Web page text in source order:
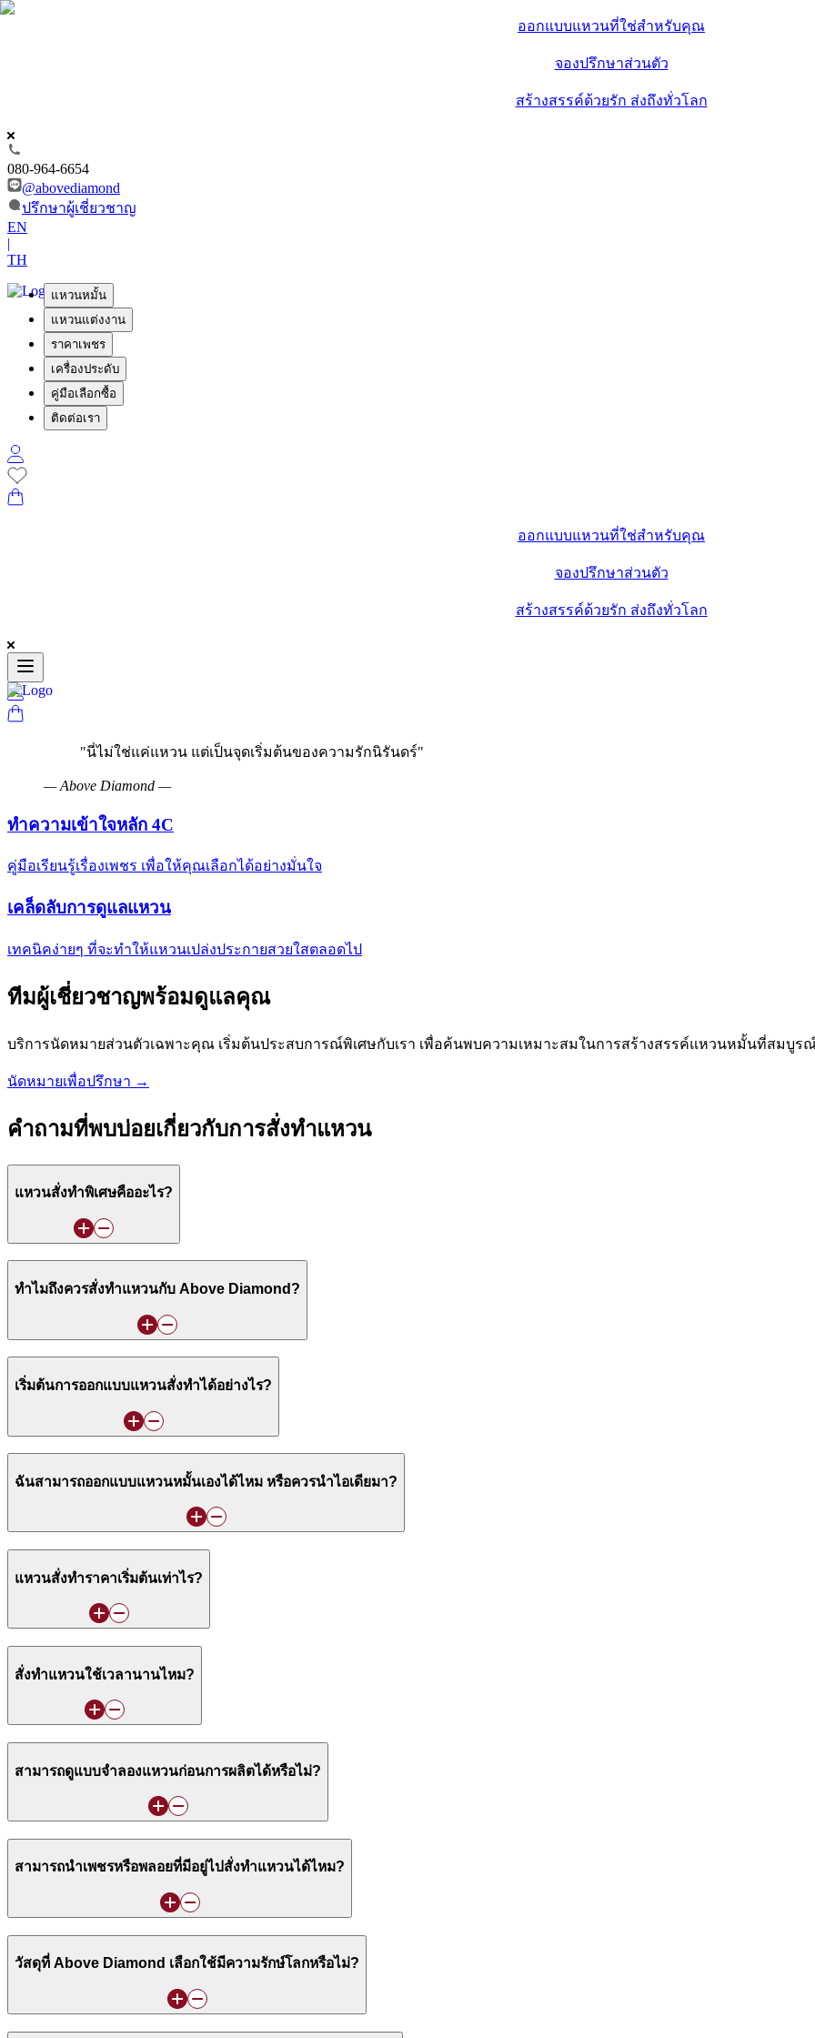
ออกแบบแหวนที่ใช่สำหรับคุณ
จองปรึกษาส่วนตัว
สร้างสรรค์ด้วยรัก ส่งถึงทั่วโลก
080-964-6654
@abovediamond
ปรึกษาผู้เชี่ยวชาญ
EN
|
TH
แหวนหมั้น
แหวนแต่งงาน
ราคาเพชร
เครื่องประดับ
คู่มือเลือกซื้อ
ติดต่อเรา
ออกแบบแหวนที่ใช่สำหรับคุณ
จองปรึกษาส่วนตัว
สร้างสรรค์ด้วยรัก ส่งถึงทั่วโลก
"นี่ไม่ใช่แค่แหวน แต่เป็นจุดเริ่มต้นของความรักนิรันดร์"
—Above Diamond —
ทำความเข้าใจหลัก 4C
คู่มือเรียนรู้เรื่องเพชร เพื่อให้คุณเลือกได้อย่างมั่นใจ
เคล็ดลับการดูแลแหวน
เทคนิคง่ายๆ ที่จะทำให้แหวนเปล่งประกายสวยใสตลอดไป
ทีมผู้เชี่ยวชาญพร้อมดูแลคุณ
บริการนัดหมายส่วนตัวเฉพาะคุณ เริ่มต้นประสบการณ์พิเศษกับเรา เพื่อค้นพบความเหมาะสมในการสร้างสรรค์แหวนหมั้นที่สมบูร
นัดหมายเพื่อปรึกษา →
คำถามที่พบบ่อยเกี่ยวกับการสั่งทำแหวน
แหวนสั่งทำพิเศษคืออะไร?
ทำไมถึงควรสั่งทำแหวนกับ Above Diamond?
เริ่มต้นการออกแบบแหวนสั่งทำได้อย่างไร?
ฉันสามารถออกแบบแหวนหมั้นเองได้ไหม หรือควรนำไอเดียมา?
แหวนสั่งทำราคาเริ่มต้นเท่าไร?
สั่งทำแหวนใช้เวลานานไหม?
สามารถดูแบบจำลองแหวนก่อนการผลิตได้หรือไม่?
สามารถนำเพชรหรือพลอยที่มีอยู่ไปสั่งทำแหวนได้ไหม?
วัสดุที่ Above Diamond เลือกใช้มีความรักษ์โลกหรือไม่?